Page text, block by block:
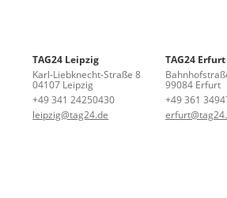
TAG24 Leipzig
Karl-Liebknecht-Straße 8
04107 Leipzig
+49 341 24250430
leipzig@tag24.de
TAG24 Erfurt
99084 Erfurt
+49 361